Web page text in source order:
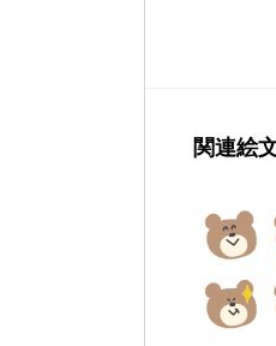
関連絵